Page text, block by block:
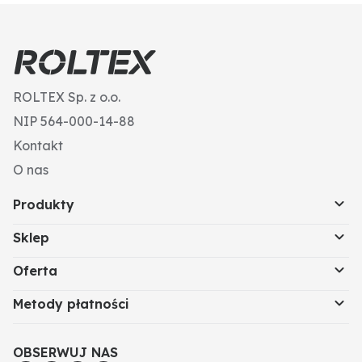
ROLTEX Sp. z o.o.
NIP 564-000-14-88
Kontakt
O nas
Produkty
Sklep
Oferta
Metody płatności
OBSERWUJ NAS